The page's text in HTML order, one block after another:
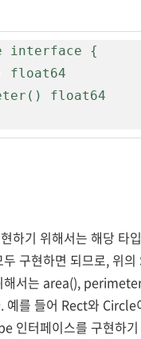
interface {
하기 위해서는 해당 타
구현하면 되므로, 위
해서는 area(),
예를 들어 Rect와 Circle
인터페이스를 구현하